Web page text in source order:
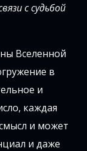
с судьбой
Вселенной
в
и
каждая
и может
и даже